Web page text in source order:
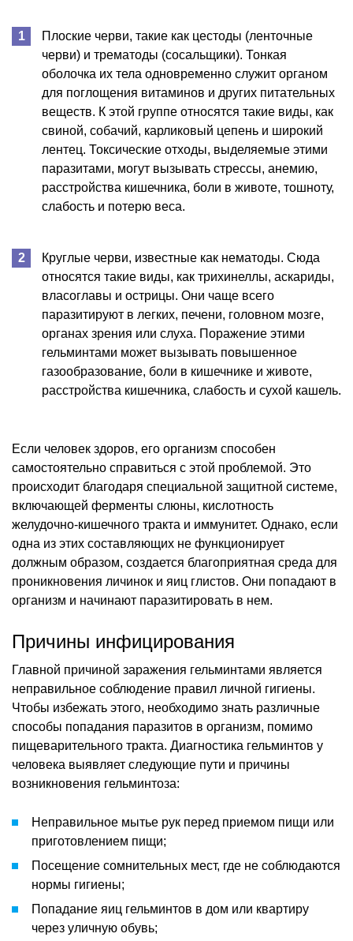
Плоские черви, такие как цестоды (ленточные
черви) и трематоды (сосальщики). Тонкая
оболочка их тела одновременно служит органом
для поглощения витаминов и других питательных
веществ. К этой группе относятся такие виды, как
свиной, собачий, карликовый цепень и широкий
лентец. Токсические отходы, выделяемые этими
паразитами, могут вызывать стрессы, анемию,
расстройства кишечника, боли в животе, тошноту,
слабость и потерю веса.
Круглые черви, известные как нематоды. Сюда
относятся такие виды, как трихинеллы, аскариды,
власоглавы и острицы. Они чаще всего
паразитируют в легких, печени, головном мозге,
органах зрения или слуха. Поражение этими
гельминтами может вызывать повышенное
газообразование, боли в кишечнике и животе,
расстройства кишечника, слабость и сухой кашель.
Если человек здоров, его организм способен
самостоятельно справиться с этой проблемой. Это
происходит благодаря специальной защитной системе,
включающей ферменты слюны, кислотность
желудочно-кишечного тракта и иммунитет. Однако, если
одна из этих составляющих не функционирует
должным образом, создается благоприятная среда для
проникновения личинок и яиц глистов. Они попадают в
организм и начинают паразитировать в нем.
Причины инфицирования
Главной причиной заражения гельминтами является
неправильное соблюдение правил личной гигиены.
Чтобы избежать этого, необходимо знать различные
способы попадания паразитов в организм, помимо
пищеварительного тракта. Диагностика гельминтов у
человека выявляет следующие пути и причины
возникновения гельминтоза:
Неправильное мытье рук перед приемом пищи или
приготовлением пищи;
Посещение сомнительных мест, где не соблюдаются
нормы гигиены;
Попадание яиц гельминтов в дом или квартиру
через уличную обувь;